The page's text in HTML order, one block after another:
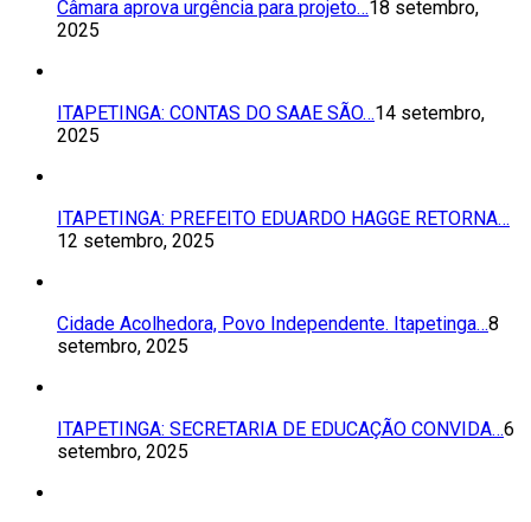
Câmara aprova urgência para projeto…18 setembro,
2025
ITAPETINGA: CONTAS DO SAAE SÃO…14 setembro,
2025
ITAPETINGA: PREFEITO EDUARDO HAGGE RETORNA…
12 setembro, 2025
Cidade Acolhedora, Povo Independente. Itapetinga…8
setembro, 2025
ITAPETINGA: SECRETARIA DE EDUCAÇÃO CONVIDA…6
setembro, 2025